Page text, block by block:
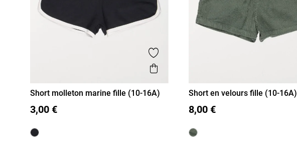
Ajouter aux favoris
Aperçu rapide
10A
Short molleton marine fille (10-16A)
3,00 € 10A
Short en velours fille (10-16A)
8,00 €